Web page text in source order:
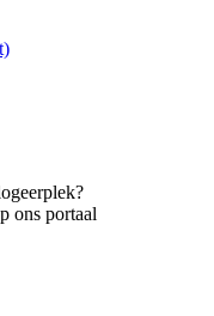
ons portaal